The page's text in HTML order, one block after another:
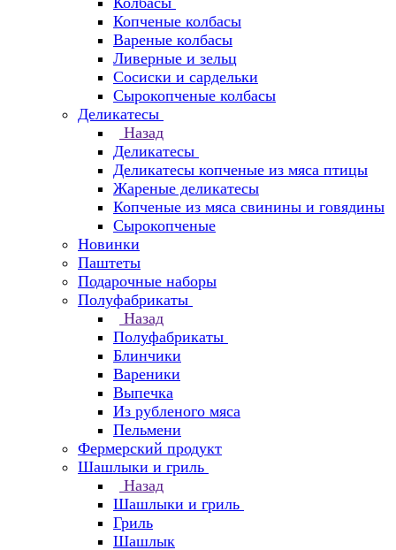
Копченые колбасы
Вареные колбасы
Ливерные и зельц
Сосиски и сардельки
Сырокопченые колбасы
Деликатесы
Назад
Деликатесы
Деликатесы копченые из мяса птицы
Жареные деликатесы
Копченые из мяса свинины и говядины
Сырокопченые
Новинки
Паштеты
Подарочные наборы
Полуфабрикаты
Назад
Полуфабрикаты
Блинчики
Вареники
Выпечка
Из рубленого мяса
Пельмени
Фермерский продукт
Шашлыки и гриль
Назад
Шашлыки и гриль
Гриль
Шашлык